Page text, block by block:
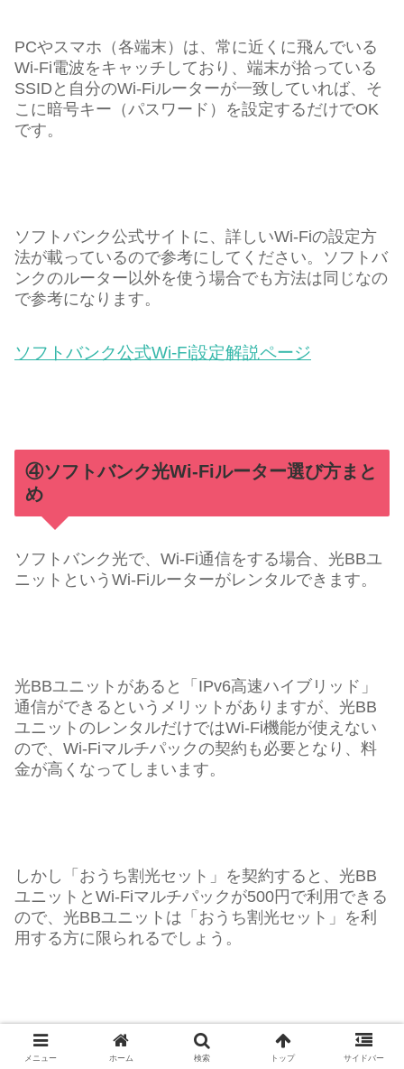
PCやスマホ（各端末）は、常に近くに飛んでいる
Wi-Fi電波をキャッチしており、端末が拾っている
SSIDと自分のWi-Fiルーターが一致していれば、そ
こに暗号キー（パスワード）を設定するだけでOK
です。
ソフトバンク公式サイトに、詳しいWi-Fiの設定方
法が載っているので参考にしてください。ソフトバ
ンクのルーター以外を使う場合でも方法は同じなの
で参考になります。
ソフトバンク公式Wi-Fi設定解説ページ
④ソフトバンク光Wi-Fiルーター選び方まと
め
ソフトバンク光で、Wi-Fi通信をする場合、光BBユ
ニットというWi-Fiルーターがレンタルできます。
光BBユニットがあると「IPv6高速ハイブリッド」
通信ができるというメリットがありますが、光BB
ユニットのレンタルだけではWi-Fi機能が使えない
ので、Wi-Fiマルチパックの契約も必要となり、料
金が高くなってしまいます。
しかし「おうち割光セット」を契約すると、光BB
ユニットとWi-Fiマルチパックが500円で利用できる
ので、光BBユニットは「おうち割光セット」を利
用する方に限られるでしょう。
光BBユニットでは、Wi-Fi通信が遅いと感じた場合
は、光BBユニットの下部に市販Wi-Fiルーターを接
メニュー ホーム 検索 トップ サイドバー